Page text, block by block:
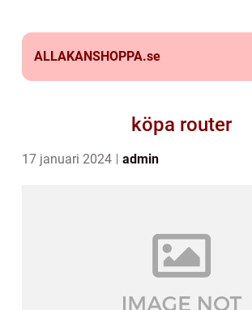
ALLAKANSHOPPA.se
köpa router
17 januari 2024 admin